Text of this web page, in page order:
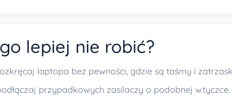
lepiej nie robić?
laptopa bez pewności, gdzie są taśmy i
przypadkowych zasilaczy o podobnej wtyczce.